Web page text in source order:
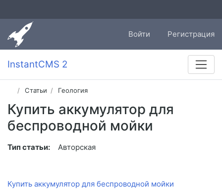
Войти Регистрация
InstantCMS 2
Статьи Геология
Купить аккумулятор для
беспроводной мойки
Тип статьи: Авторская
Купить аккумулятор для беспроводной мойки